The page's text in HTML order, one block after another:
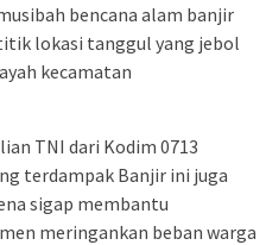
bencana alam banjir
lokasi tanggul yang jebol
kecamatan
TNI dari Kodim 0713
terdampak Banjir ini juga
sigap membantu
meringankan beban warga